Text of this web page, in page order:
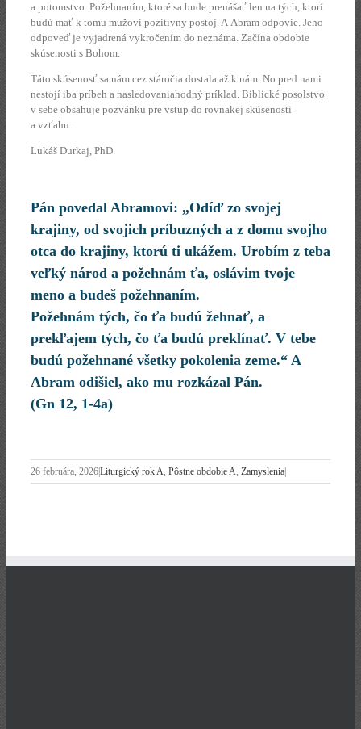
a potomstvo. Požehnaním, ktoré sa bude prenášať len na tých, ktorí
budú mať k tomu mužovi pozitívny postoj. A Abram odpovie. Jeho
odpoveď je vyjadrená vykročením do neznáma. Začína obdobie
skúsenosti s Bohom.
Táto skúsenosť sa nám cez stáročia dostala až k nám. No pred nami
nestojí iba príbeh a nasledovaniahodný príklad. Biblické posolstvo
v sebe obsahuje pozvánku pre vstup do rovnakej skúsenosti
a vzťahu.
Lukáš Durkaj, PhD.
Pán povedal Abramovi: „Odíď zo svojej
krajiny, od svojich príbuzných a z domu svojho
otca do krajiny, ktorú ti ukážem. Urobím z teba
veľký národ a požehnám ťa, oslávim tvoje
meno a budeš požehnaním.
Požehnám tých, čo ťa budú žehnať, a
prekľajem tých, čo ťa budú preklínať. V tebe
budú požehnané všetky pokolenia zeme.“ A
Abram odišiel, ako mu rozkázal Pán.
(Gn 12, 1-4a)
26 februára, 2026Liturgický rok A, Pôstne obdobie A, Zamyslenia